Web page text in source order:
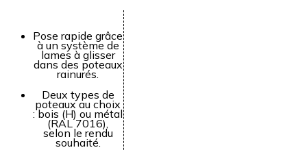
Pose rapide grâce
à un système de
lames à glisser
dans des poteaux
rainurés.
Deux types de
poteaux au choix
: bois (H) ou métal
(RAL 7016),
selon le rendu
souhaité.